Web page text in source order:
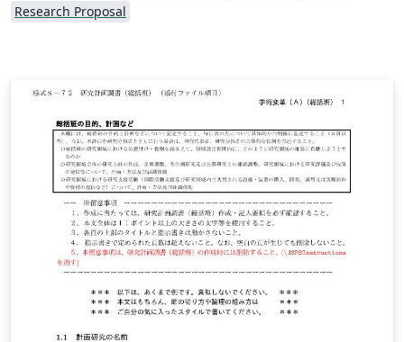
Research Proposal